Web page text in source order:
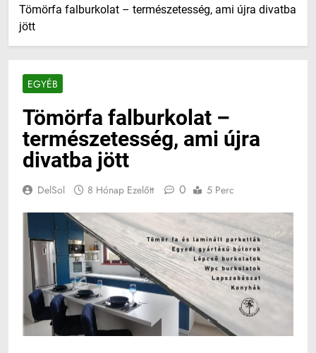
Tömörfa falburkolat – természetesség, ami újra divatba
jött
EGYÉB
Tömörfa falburkolat –
természetesség, ami újra
divatba jött
DelSol 8 Hónap Ezelőtt 0 5 Perc